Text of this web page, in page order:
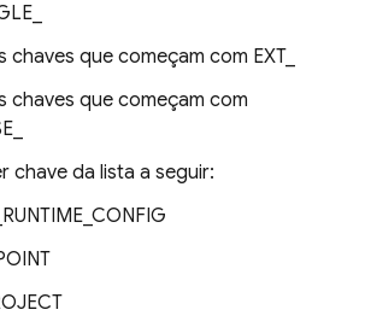
chaves que começam com EXT_
chaves que começam com
chave da lista a seguir: